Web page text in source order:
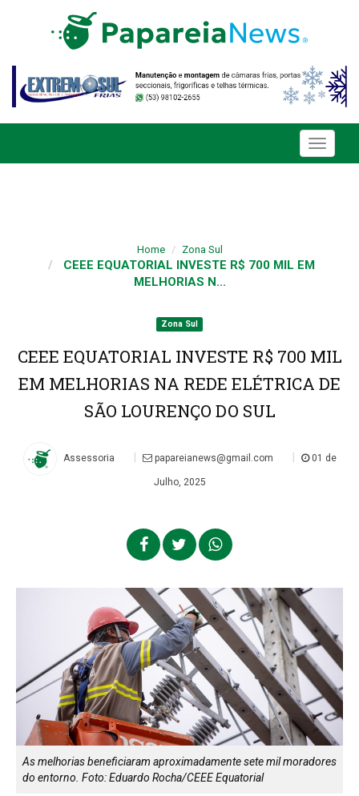
Toggle
Home Zona Sul
CEEE EQUATORIAL INVESTE R$ 700 MIL EM
MELHORIAS N...
Zona Sul
CEEE EQUATORIAL INVESTE R$ 700 MIL
EM MELHORIAS NA REDE ELÉTRICA DE
SÃO LOURENÇO DO SUL
Assessoria | papareianews@gmail.com | 01 de
Julho, 2025
As melhorias beneficiaram aproximadamente sete mil moradores
do entorno. Foto: Eduardo Rocha/CEEE Equatorial